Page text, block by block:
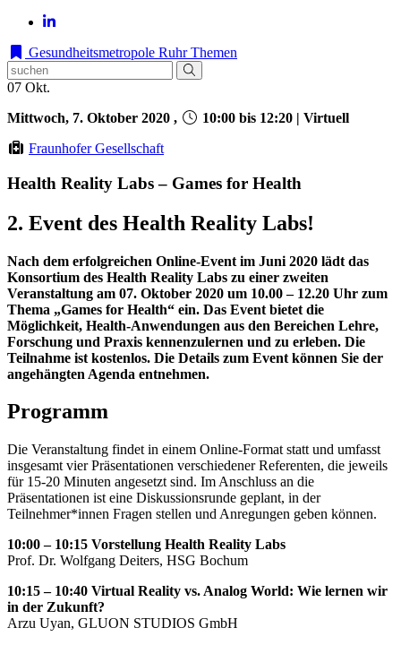
Gesundheitsmetropole Ruhr Themen
07 Okt.
Mittwoch, 7. Oktober 2020 ,
10:00 bis 12:20 | Virtuell
Fraunhofer Gesellschaft
Health Reality Labs – Games for Health
2. Event des Health Reality Labs!
Nach dem erfolgreichen Online-Event im Juni 2020 lädt das
Konsortium des Health Reality Labs zu einer zweiten
Veranstaltung am 07. Oktober 2020 um 10.00 – 12.20 Uhr zum
Thema „Games for Health“ ein. Das Event bietet die
Möglichkeit, Health-Anwendungen aus den Bereichen Lehre,
Forschung und Praxis kennenzulernen und zu erleben. Die
Teilnahme ist kostenlos. Die Details zum Event können Sie der
angehängten Agenda entnehmen.
Programm
Die Veranstaltung findet in einem Online-Format statt und umfasst
insgesamt vier Präsentationen verschiedener Referenten, die jeweils
für 15-20 Minuten angesetzt sind. Im Anschluss an die
Präsentationen ist eine Diskussionsrunde geplant, in der
Teilnehmer*innen Fragen stellen und Anregungen geben können.
10:00 – 10:15 Vorstellung Health Reality Labs
Prof. Dr. Wolfgang Deiters, HSG Bochum
10:15 – 10:40 Virtual Reality vs. Analog World: Wie lernen wir
in der Zukunft?
Arzu Uyan, GLUON STUDIOS GmbH